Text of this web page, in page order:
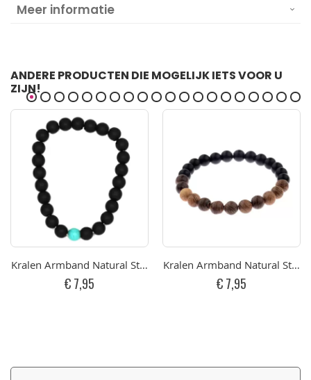
Meer informatie
ANDERE PRODUCTEN DIE MOGELIJK IETS VOOR U
ZIJN!
Kralen Armband Natural Stone Black/Turquoise 17-19cm
€ 7,95
Kralen Armband Natural
€ 7,95